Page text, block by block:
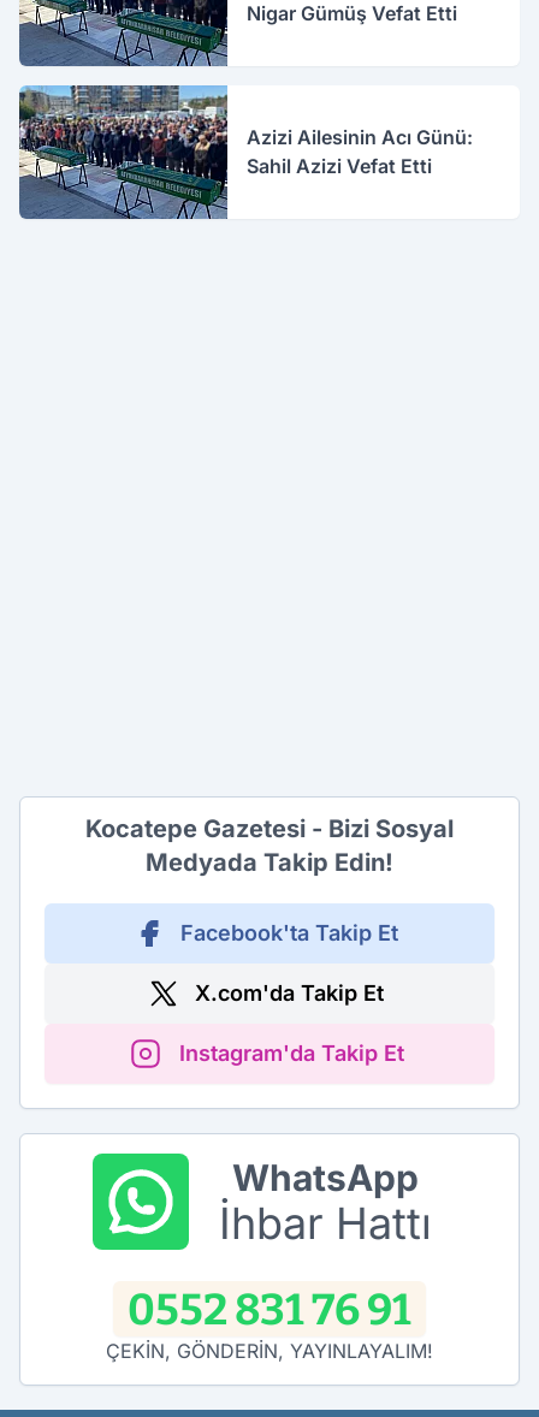
Nigar Gümüş Vefat Etti
Azizi Ailesinin Acı Günü:
Sahil Azizi Vefat Etti
Kocatepe Gazetesi - Bizi Sosyal
Medyada Takip Edin!
Facebook'ta Takip Et
X.com'da Takip Et
Instagram'da Takip Et
WhatsApp
İhbar Hattı
0552 831 76 91
ÇEKİN, GÖNDERİN, YAYINLAYALIM!